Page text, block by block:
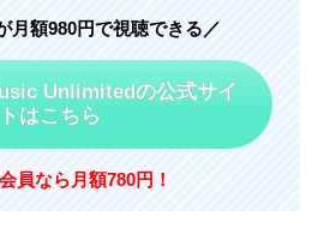
月額980円で視聴できる／
Unlimitedの公式サイ
トはこちら
員なら月額780円！